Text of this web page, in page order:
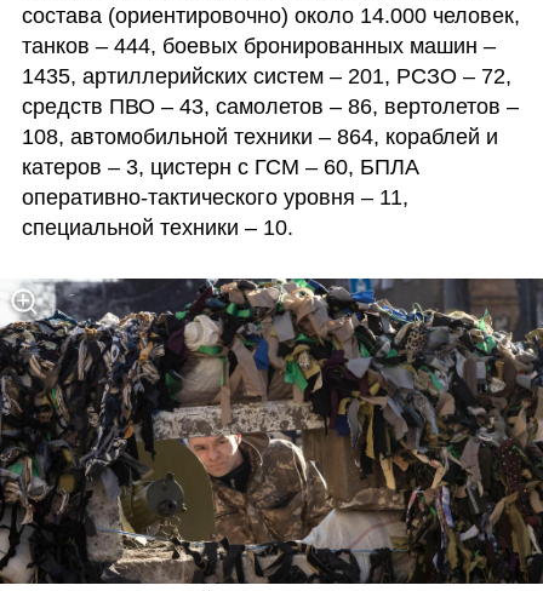
состава (ориентировочно) около 14.000 человек,
танков ‒ 444, боевых бронированных машин ‒
1435, артиллерийских систем – 201, РСЗО – 72,
средств ПВО – 43, самолетов – 86, вертолетов –
108, автомобильной техники – 864, кораблей и
катеров – 3, цистерн с ГСМ – 60, БПЛА
оперативно-тактического уровня – 11,
специальной техники – 10.